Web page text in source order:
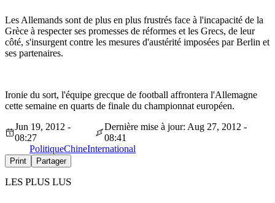
Les Allemands sont de plus en plus frustrés face à l'incapacité de la
Grèce à respecter ses promesses de réformes et les Grecs, de leur
côté, s'insurgent contre les mesures d'austérité imposées par Berlin et
ses partenaires.
Ironie du sort, l'équipe grecque de football affrontera l'Allemagne
cette semaine en quarts de finale du championnat européen.
Jun 19, 2012 -
08:27
Dernière mise à jour: Aug 27, 2012 -
08:41
PolitiqueChineInternational
Print Partager
LES PLUS LUS